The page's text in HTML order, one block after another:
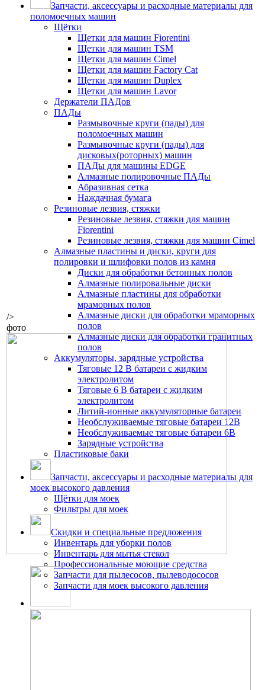
Запчасти, аксессуары и расходные материалы для
поломоечных машин
Щётки
Щетки для машин Fiorentini
Щетки для машин TSM
Щетки для машин Cimel
Щетки для машин Factory Cat
Щетки для машин Duplex
Щетки для машин Lavor
Держатели ПАДов
ПАДы
Размывочные круги (пады) для
поломоечных машин
Размывочные круги (пады) для
дисковых(роторных) машин
ПАДы для машины EDGE
Алмазные полировочные ПАДы
Абразивная сетка
Наждачная бумага
Резиновые лезвия, стяжки
Резиновые лезвия, стяжки для машин
Fiorentini
Резиновые лезвия, стяжки для машин Cimel
Алмазные пластины и диски, круги для
полировки и шлифовки полов из камня
Диски для обработки бетонных полов
Алмазные полировальные диски
Алмазные пластины для обработки
мраморных полов
Алмазные диски для обработки мраморных
полов
Алмазные диски для обработки гранитных
полов
Аккумуляторы, зарядные устройства
Тяговые 12 В батареи с жидким
электролитом
Тяговые 6 В батареи с жидким
электролитом
Литий-ионные аккумуляторные батареи
Необслуживаемые тяговые батареи 12В
Необслуживаемые тяговые батареи 6В
Зарядные устройства
Пластиковые баки
Запчасти, аксессуары и расходные материалы для
моек высокого давления
Щётки для моек
Фильтры для моек
Скидки и специальные предложения
Инвентарь для уборки полов
Инвентарь для мытья стекол
Профессиональные моющие средства
Запчасти для пылесосов, пылеводососов
Запчасти для моек высокого давления
/>
фото